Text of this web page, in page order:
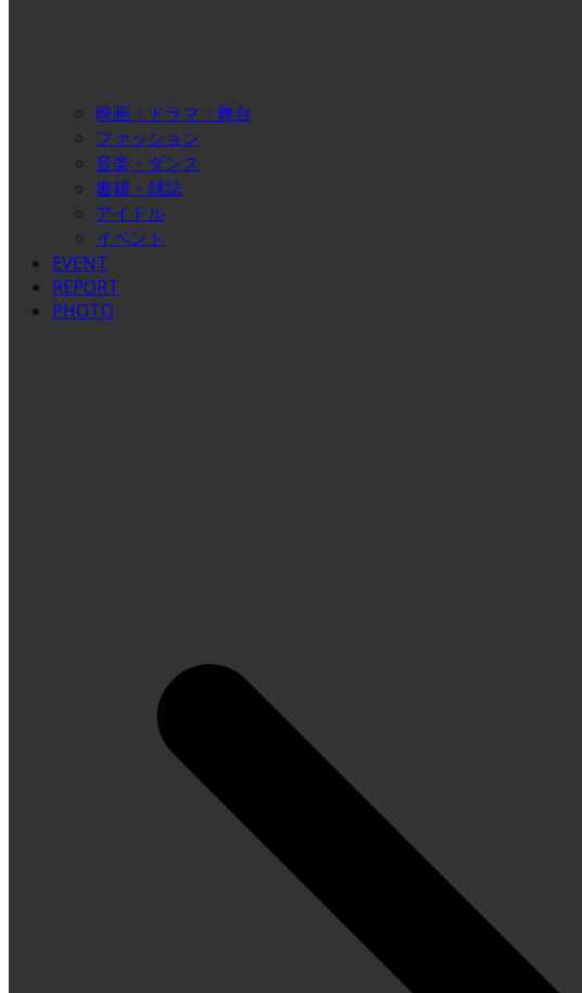
映画・ドラマ・舞台
ファッション
音楽・ダンス
書籍・雑誌
アイドル
イベント
EVENT
REPORT
PHOTO